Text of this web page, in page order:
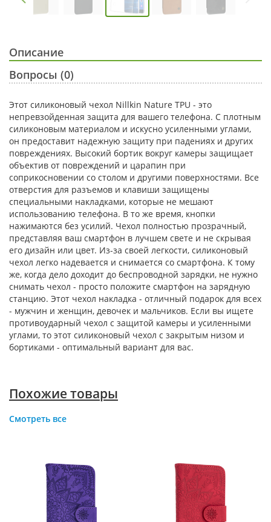
Описание
Вопросы (0)
Этот силиконовый чехол Nillkin Nature TPU - это
непревзойденная защита для вашего телефона. С плотным
силиконовым материалом и искусно усиленными углами,
он предоставит надежную защиту при падениях и других
повреждениях. Высокий бортик вокруг камеры защищает
объектив от повреждений и царапин при
соприкосновении со столом и другими поверхностями. Все
отверстия для разъемов и клавиши защищены
специальными накладками, которые не мешают
использованию телефона. В то же время, кнопки
нажимаются без усилий. Чехол полностью прозрачный,
представляя ваш смартфон в лучшем свете и не скрывая
его дизайн или цвет. Из-за своей легкости, силиконовый
чехол легко надевается и снимается со смартфона. К тому
же, когда дело доходит до беспроводной зарядки, не нужно
снимать чехол - просто положите смартфон на зарядную
станцию. Этот чехол накладка - отличный подарок для всех
- мужчин и женщин, девочек и мальчиков. Если вы ищете
противоударный чехол с защитой камеры и усиленными
углами, то этот силиконовый чехол с закрытым низом и
бортиками - оптимальный вариант для вас.
Похожие товары
Смотреть все